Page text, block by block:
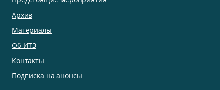
Архив
Материалы
Об ИТЗ
Контакты
Подписка на анонсы